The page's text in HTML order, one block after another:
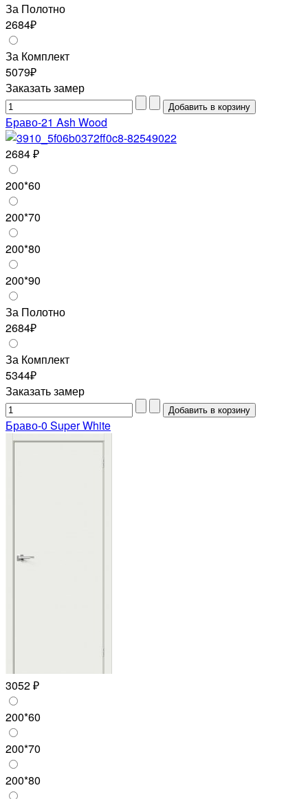
За Полотно
2684₽
За Комплект
5079₽
Заказать замер
Браво-21 Ash Wood
2684 ₽
200*60
200*70
200*80
200*90
За Полотно
2684₽
За Комплект
5344₽
Заказать замер
Браво-0 Super White
3052 ₽
200*60
200*70
200*80